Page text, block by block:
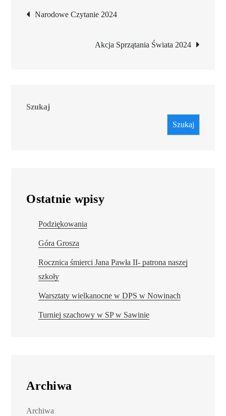
Nawigacja
Narodowe Czytanie 2024
Akcja Sprzątania Świata 2024
Szukaj
Szukaj
Ostatnie wpisy
Podziękowania
Góra Grosza
Rocznica śmierci Jana Pawła II- patrona naszej
szkoły
Warsztaty wielkanocne w DPS w Nowinach
Turniej szachowy w SP w Sawinie
Archiwa
Archiwa